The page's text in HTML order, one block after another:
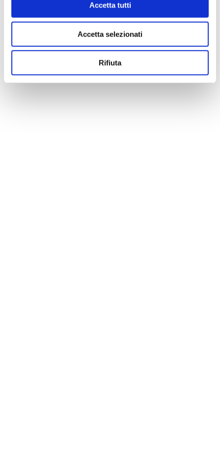
Accetta tutti
Accetta selezionati
Rifiuta